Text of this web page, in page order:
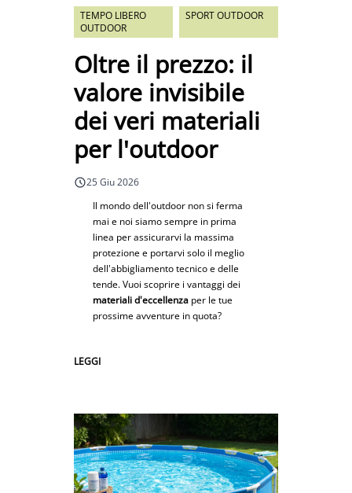
TEMPO LIBERO
OUTDOOR
SPORT OUTDOOR
Oltre il prezzo: il
valore invisibile
dei veri materiali
per l'outdoor
25 Giu 2026
Il mondo dell'outdoor non si ferma
mai e noi siamo sempre in prima
linea per assicurarvi la massima
protezione e portarvi solo il meglio
dell'abbigliamento tecnico e delle
tende. Vuoi scoprire i vantaggi dei
materiali d'eccellenza per le tue
prossime avventure in quota?
LEGGI